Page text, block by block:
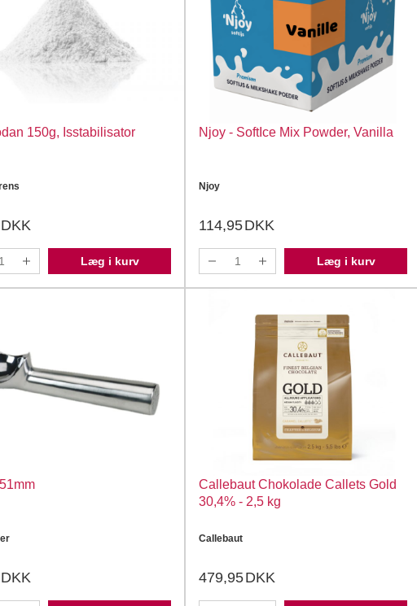
150g, Isstabilisator
DKK
Læg i kurv
Njoy - SoftIce Mix Powder, Vanilla
Njoy
114,95DKK
Læg i kurv
DKK
Callebaut Chokolade Callets Gold
30,4% - 2,5 kg
Callebaut
479,95DKK